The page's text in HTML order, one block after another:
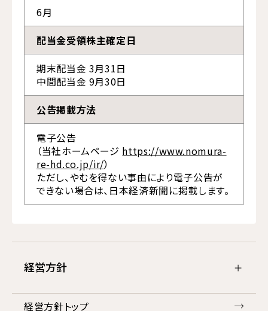
6月
配当金受領株主確定日
期末配当金 3月31日
中間配当金 9月30日
公告掲載方法
電子公告
（当社ホームページ https://www.nomura-
re-hd.co.jp/ir/）
ただし、やむを得ない事由により電子公告が
できない場合は、日本経済新聞に掲載します。
経営方針
経営方針トップ